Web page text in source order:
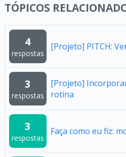
TÓPICOS
4
respostas
[Projeto] PITCH:
3
respostas
[Projeto]
rotina
3
respostas
Faça como eu fiz: